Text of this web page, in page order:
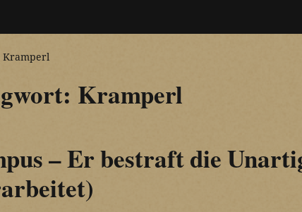
Kramperl
Kramperl
– Er bestraft die